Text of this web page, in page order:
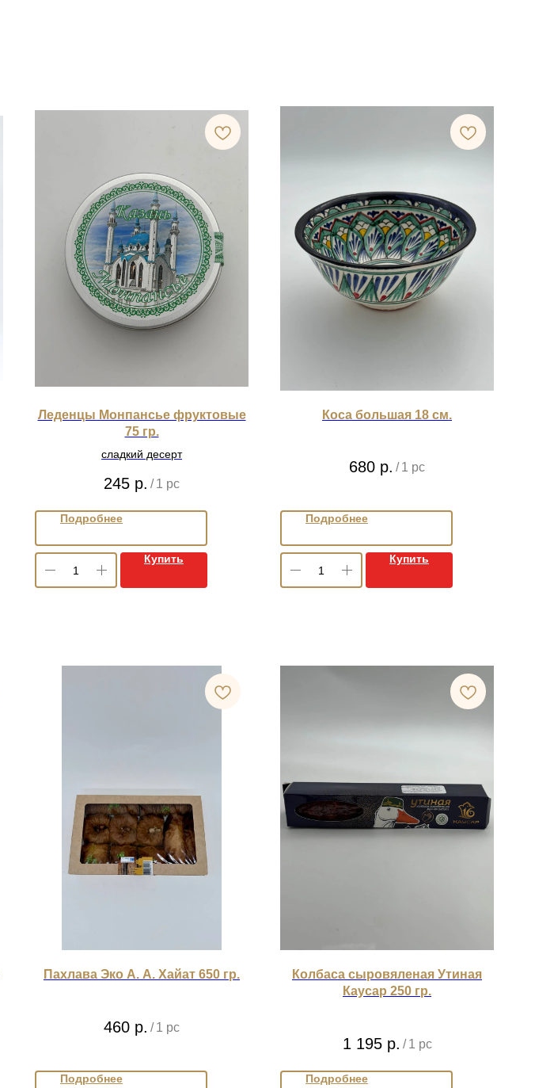
Леденцы Монпансье фруктовые
75 гр.
сладкий десерт
245 р. / 1 pc
Подробнее
Купить
Коса большая 18 см.
680 р. / 1 pc
Подробнее
Купить
Пахлава Эко А. А. Хайат 650 гр.
460 р. / 1 pc
Подробнее
Колбаса сыровяленая Утиная
Каусар 250 гр.
1 195 р. / 1 pc
Подробнее